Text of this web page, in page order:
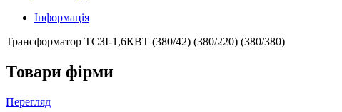
Інформація
Трансформатор ТСЗІ-1,6КВТ (380/42) (380/220) (380/380)
Товари фірми
Перегляд